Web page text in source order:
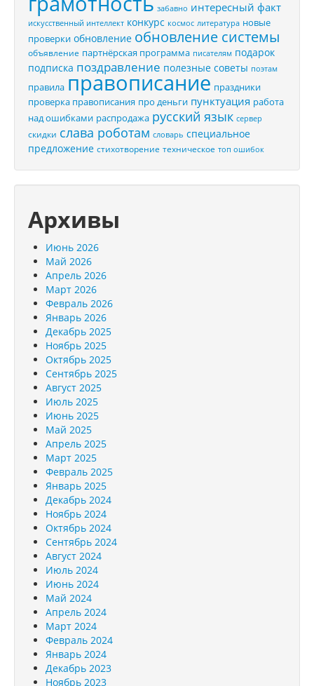
забавно интересный факт
искусственный интеллект конкурс космос литература новые
проверки обновление обновление системы
объявление партнёрская программа писателям подарок
подписка поздравление полезные советы поэтам
правила правописание праздники
проверка правописания про деньги пунктуация работа
над ошибками распродажа русский язык сервер
скидки слава роботам словарь специальное
предложение стихотворение техническое топ ошибок
Архивы
Июнь 2026
Май 2026
Апрель 2026
Март 2026
Февраль 2026
Январь 2026
Декабрь 2025
Ноябрь 2025
Октябрь 2025
Сентябрь 2025
Август 2025
Июль 2025
Июнь 2025
Май 2025
Апрель 2025
Март 2025
Февраль 2025
Январь 2025
Декабрь 2024
Ноябрь 2024
Октябрь 2024
Сентябрь 2024
Август 2024
Июль 2024
Июнь 2024
Май 2024
Апрель 2024
Март 2024
Февраль 2024
Январь 2024
Декабрь 2023
Ноябрь 2023